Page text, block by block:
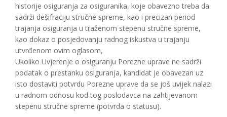
historije osiguranja za osiguranika, koje obavezno treba da
sadrži dešifraciju stručne spreme, kao i precizan period
trajanja osiguranja u traženom stepenu stručne spreme,
kao dokaz o posjedovanju radnog iskustva u trajanju
utvrđenom ovim oglasom,
Ukoliko Uvjerenje o osiguranju Porezne uprave ne sadrži
podatak o prestanku osiguranja, kandidat je obavezan uz
isto dostaviti potvrdu Porezne uprave da se još uvijek nalazi
u radnom odnosu kod tog poslodavca na zahtijevanom
stepenu stručne spreme (potvrda o statusu).